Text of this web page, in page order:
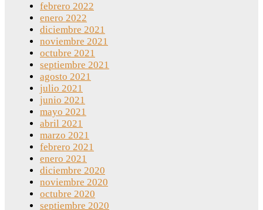
febrero 2022
enero 2022
diciembre 2021
noviembre 2021
octubre 2021
septiembre 2021
agosto 2021
julio 2021
junio 2021
mayo 2021
abril 2021
marzo 2021
febrero 2021
enero 2021
diciembre 2020
noviembre 2020
octubre 2020
septiembre 2020